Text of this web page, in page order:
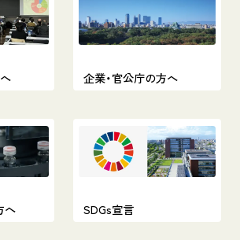
企業・官公庁の方へ
へ SDGs宣言